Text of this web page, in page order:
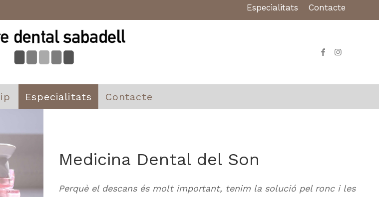
Especialitats Contacte
Especialitats Contacte
Medicina Dental del Son
Perquè el descans és molt important, tenim la solució pel ronc i les